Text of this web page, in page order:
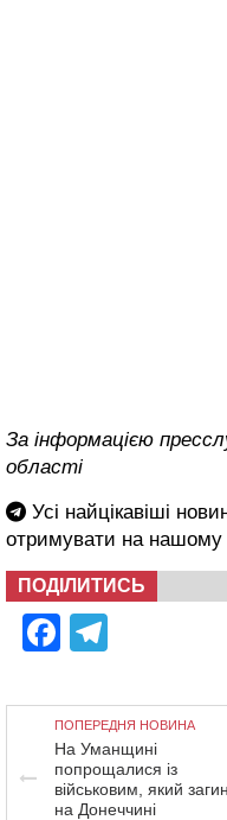
За інформацією
області
Усі найцікавіші
отримувати на нашому
ПОДІЛИТИСЬ
Facebook
ПОПЕРЕДНЯ НОВИНА
На Уманщині
попрощалися із
військовим, який
на Донеччині